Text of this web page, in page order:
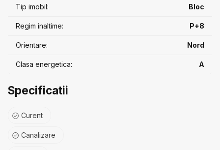
Tip imobil: Bloc
Regim inaltime: P+8
Orientare: Nord
Clasa energetica: A
Specificatii
Curent
Canalizare